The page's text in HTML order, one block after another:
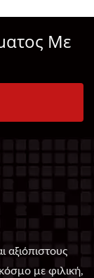
Με
αξιόπιστους
με φιλική,